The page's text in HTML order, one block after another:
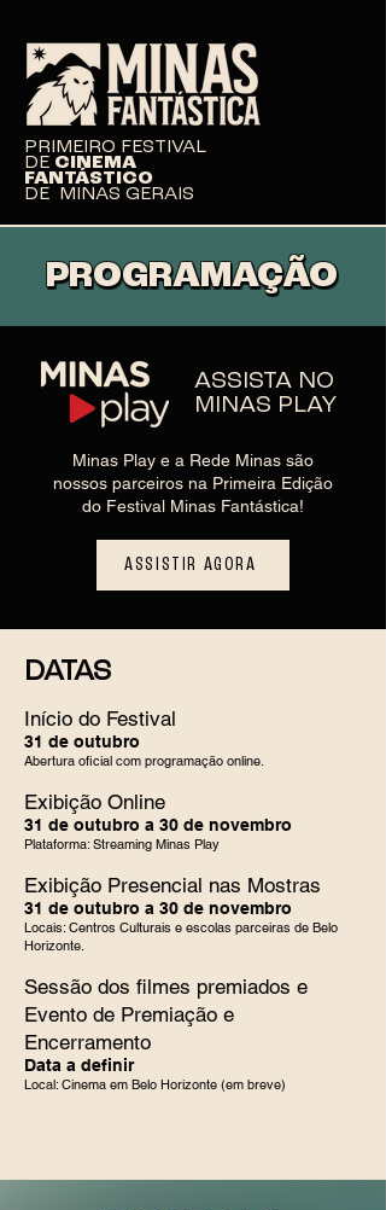
PRIMEIRO FESTIVAL
DE CINEMA
FANTÁSTICO
DE MINAS GERAIS
PROGRAMAÇÃO
PROGRAMAÇÃO
ASSISTA NO
MINAS PLAY
Minas Play e a Rede Minas são
nossos parceiros na Primeira Edição
do Festival Minas Fantástica!
ASSISTIR AGORA
DATAS
Início do Festival
31 de outubro
Abertura oficial com programação online.
Exibição Online
31 de outubro a 30 de novembro
Plataforma: Streaming Minas Play
Exibição Presencial nas Mostras
31 de outubro a 30 de novembro
Locais: Centros Culturais e escolas parceiras de Belo
Horizonte.
Sessão dos filmes premiados e
Evento de Premiação e
Encerramento
Data a definir
Local: Cinema em Belo Horizonte (em breve)